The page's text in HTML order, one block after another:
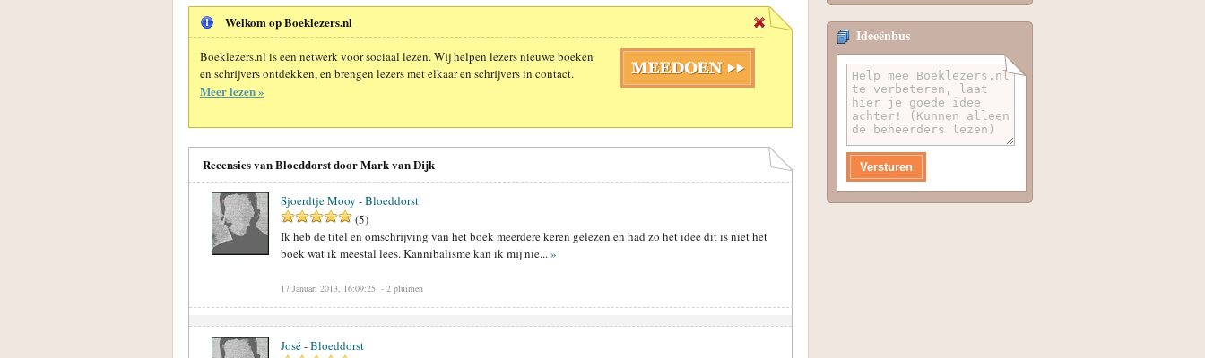
Welkom op Boeklezers.nl
Boeklezers.nl is een netwerk voor sociaal lezen. Wij helpen lezers nieuwe boeken
en schrijvers ontdekken, en brengen lezers met elkaar en schrijvers in contact.
Meer lezen »
Recensies van Bloeddorst door Mark van Dijk
Sjoerdtje Mooy -Bloeddorst
(5)
Ik heb de titel en omschrijving van het boek meerdere keren gelezen en had zo het idee dit is niet het
boek wat ik meestal lees. Kannibalisme kan ik mij nie... »
17 Januari 2013, 16:09:25 - 2 pluimen
José-Bloeddorst
Ideeënbus